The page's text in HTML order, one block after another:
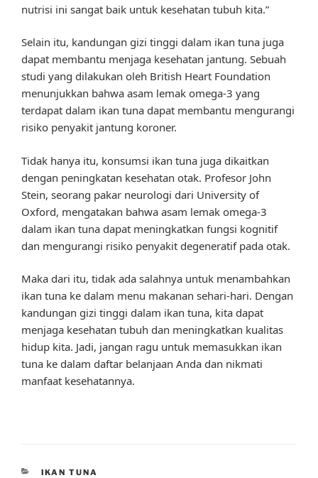
nutrisi ini sangat baik untuk kesehatan tubuh kita.”
Selain itu, kandungan gizi tinggi dalam ikan tuna juga
dapat membantu menjaga kesehatan jantung. Sebuah
studi yang dilakukan oleh British Heart Foundation
menunjukkan bahwa asam lemak omega-3 yang
terdapat dalam ikan tuna dapat membantu mengurangi
risiko penyakit jantung koroner.
Tidak hanya itu, konsumsi ikan tuna juga dikaitkan
dengan peningkatan kesehatan otak. Profesor John
Stein, seorang pakar neurologi dari University of
Oxford, mengatakan bahwa asam lemak omega-3
dalam ikan tuna dapat meningkatkan fungsi kognitif
dan mengurangi risiko penyakit degeneratif pada otak.
Maka dari itu, tidak ada salahnya untuk menambahkan
ikan tuna ke dalam menu makanan sehari-hari. Dengan
kandungan gizi tinggi dalam ikan tuna, kita dapat
menjaga kesehatan tubuh dan meningkatkan kualitas
hidup kita. Jadi, jangan ragu untuk memasukkan ikan
tuna ke dalam daftar belanjaan Anda dan nikmati
manfaat kesehatannya.
CATEGORIES
IKAN TUNA